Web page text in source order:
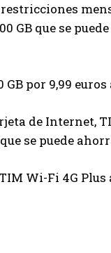
GB que se
por 9,99 euros
de Internet,
se puede
Wi-Fi 4G Plus